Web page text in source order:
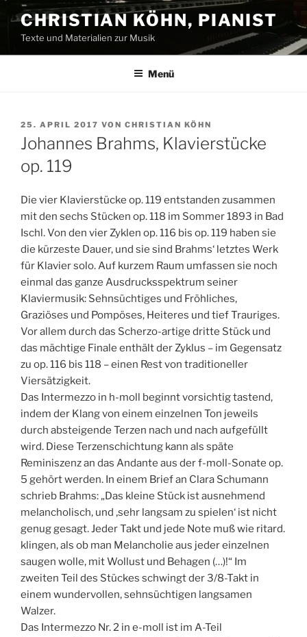
Inhalt
springen
CHRISTIAN KÖHN, PIANIST
Texte und Materialien zur Musik
Menü
VERÖFFENTLICHT
AM
25. APRIL 2017 VON CHRISTIAN KÖHN
Johannes Brahms, Klavierstücke
op. 119
Die vier Klavierstücke op. 119 entstanden zusammen
mit den sechs Stücken op. 118 im Sommer 1893 in Bad
Ischl.Von den vier Zyklen op. 116 bis op. 119 haben sie
die kürzeste Dauer, und sie sind Brahms‘ letztes Werk
für Klavier solo. Auf kurzem Raum umfassen sie noch
einmal das ganze Ausdrucksspektrum seiner
Klaviermusik: Sehnsüchtiges und Fröhliches,
Graziöses und Pompöses, Heiteres und tief Trauriges.
Vor allem durch das Scherzo-artige dritte Stück und
das mächtige Finale enthält der Zyklus – im Gegensatz
zu op. 116 bis 118 – einen Rest von traditioneller
Viersätzigkeit.
Das Intermezzo in h-moll beginnt vorsichtig tastend,
indem der Klang von einem einzelnen Ton jeweils
durch absteigende Terzen nach und nach aufgefüllt
wird. Diese Terzenschichtung kann als späte
Reminiszenz an das Andante aus der f-moll-Sonate op.
5 gehört werden. In einem Brief an Clara Schumann
schrieb Brahms: „Das kleine Stück ist ausnehmend
melancholisch, und ‚sehr langsam zu spielen‘ ist nicht
genug gesagt. Jeder Takt und jede Note muß wie ritard.
klingen, als ob man Melancholie aus jeder einzelnen
saugen wolle, mit Wollust und Behagen (…)!“ Im
zweiten Teil des Stückes schwingt der 3/8-Takt in
einem wundervollen, sehnsüchtigen langsamen
Walzer.
Das Intermezzo Nr. 2 in e-moll ist im A-Teil